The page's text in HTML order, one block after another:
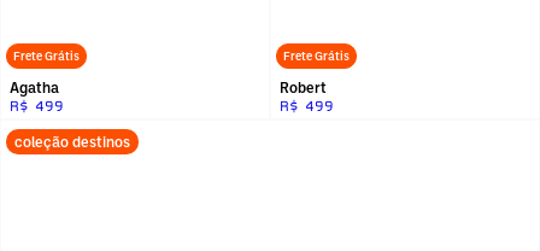
Frete Grátis
Agatha
R$ 499
coleção destinos
Frete Grátis
Robert
R$ 499